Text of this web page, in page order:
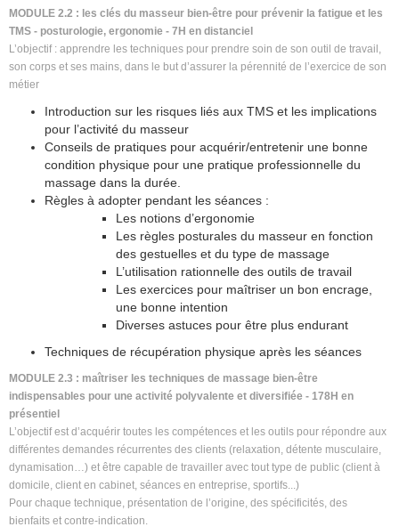
MODULE 2.2 : les clés du masseur bien-être pour prévenir la fatigue et les
TMS - posturologie, ergonomie - 7H en distanciel
L’objectif : apprendre les techniques pour prendre soin de son outil de travail,
son corps et ses mains, dans le but d’assurer la pérennité de l’exercice de son
métier
Introduction sur les risques liés aux TMS et les implications
pour l’activité du masseur
Conseils de pratiques pour acquérir/entretenir une bonne
condition physique pour une pratique professionnelle du
massage dans la durée.
Règles à adopter pendant les séances :
Les notions d’ergonomie
Les règles posturales du masseur en fonction
des gestuelles et du type de massage
L’utilisation rationnelle des outils de travail
Les exercices pour maîtriser un bon encrage,
une bonne intention
Diverses astuces pour être plus endurant
Techniques de récupération physique après les séances
MODULE 2.3 : maîtriser les techniques de massage bien-être
indispensables pour une activité polyvalente et diversifiée - 178H en
présentiel
L’objectif est d’acquérir toutes les compétences et les outils pour répondre aux
différentes demandes récurrentes des clients (relaxation, détente musculaire,
dynamisation…) et être capable de travailler avec tout type de public (client à
domicile, client en cabinet, séances en entreprise, sportifs...)
Pour chaque technique, présentation de l’origine, des spécificités, des
bienfaits et contre-indication.